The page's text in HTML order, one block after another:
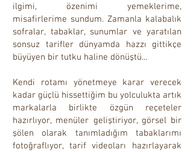
ilgimi, özenimi yemeklerime,
misafirlerime sundum. Zamanla kalabalık
sofralar, tabaklar, sunumlar ve yaratılan
sonsuz tarifler dünyamda hazzı gittikçe
büyüyen bir tutku haline dönüştü...
Kendi rotamı yönetmeye karar verecek
kadar güçlü hissettiğim bu yolculukta artık
markalarla birlikte özgün reçeteler
hazırlıyor, menüler geliştiriyor, görsel bir
şölen olarak tanımladığım tabaklarımı
fotoğraflıyor, tarif videoları hazırlayarak